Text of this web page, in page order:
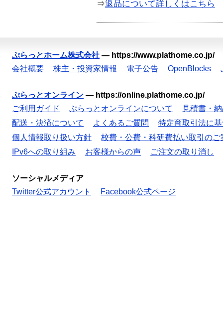
⇒返品について詳しくはこちら
ぷらっとホーム株式会社 — https://www.plathome.co.jp/
会社概要
株主・投資家情報 電子公告 OpenBlocks
ぷらっとオンライン — https://online.plathome.co.jp/
ご利用ガイド
ぷらっとオンラインについて
見積書・
配送・決済について
よくあるご質問
特定商取引法に
個人情報取り扱い方針
校費・公費・科研費払い取引のご
IPv6への取り組み
お客様からの声 ご注文の取り消し
ソーシャルメディア
Twitter公式アカウント
Facebook公式ページ